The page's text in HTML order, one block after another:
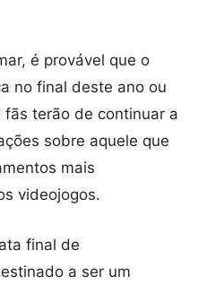
é provável que o
no final deste ano ou
terão de continuar a
sobre aquele que
mais
videojogos.
final de
a ser um